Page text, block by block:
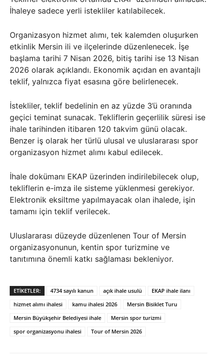
İhaleye sadece yerli istekliler katılabilecek.
Organizasyon hizmet alımı, tek kalemden oluşurken
etkinlik Mersin ili ve ilçelerinde düzenlenecek. İşe
başlama tarihi 7 Nisan 2026, bitiş tarihi ise 13 Nisan
2026 olarak açıklandı. Ekonomik açıdan en avantajlı
teklif, yalnızca fiyat esasına göre belirlenecek.
İstekliler, teklif bedelinin en az yüzde 3’ü oranında
geçici teminat sunacak. Tekliflerin geçerlilik süresi ise
ihale tarihinden itibaren 120 takvim günü olacak.
Benzer iş olarak her türlü ulusal ve uluslararası spor
organizasyon hizmet alımı kabul edilecek.
İhale dokümanı EKAP üzerinden indirilebilecek olup,
tekliflerin e-imza ile sisteme yüklenmesi gerekiyor.
Elektronik eksiltme yapılmayacak olan ihalede, işin
tamamı için teklif verilecek.
Uluslararası düzeyde düzenlenen Tour of Mersin
organizasyonunun, kentin spor turizmine ve
tanıtımına önemli katkı sağlaması bekleniyor.
ETIKETLER: 4734 sayılı kanun açık ihale usulü
EKAP ihale ilanı
hizmet alımı ihalesi
kamu ihalesi 2026
Mersin Bisiklet Turu
Mersin Büyükşehir Belediyesi ihale
Mersin spor turizmi
spor organizasyonu ihalesi
Tour of Mersin 2026